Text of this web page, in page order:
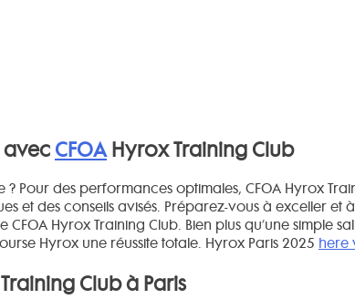
avec CFOAHyrox Training Club
Pour des performances optimales, CFOA Hyrox
et des conseils avisés. Préparez-vous à exceller
Hyrox Training Club. Bien plus qu’une simple
Hyrox une réussite totale. Hyrox Paris 2025 here
Club à Paris